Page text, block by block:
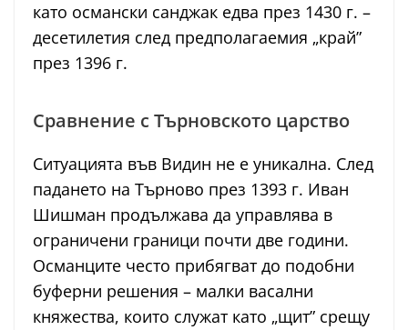
като османски санджак едва през 1430 г. –
десетилетия след предполагаемия „край”
през 1396 г.
Сравнение с Търновското царство
Ситуацията във Видин не е уникална. След
падането на Търново през 1393 г. Иван
Шишман продължава да управлява в
ограничени граници почти две години.
Османците често прибягват до подобни
буферни решения – малки васални
княжества, които служат като „щит” срещу